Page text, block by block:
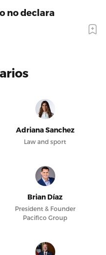
no declara
Adriana Sanchez
Law and sport
Brian Díaz
President & Founder
Pacifico Group